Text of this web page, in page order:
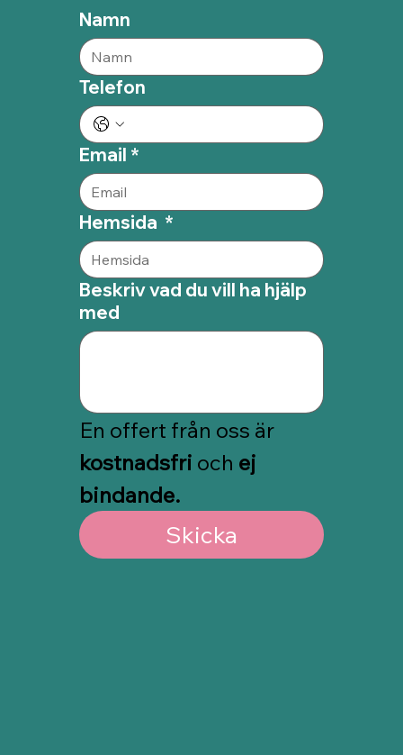
Namn
Telefon
Email *
Hemsida *
Beskriv vad du vill ha hjälp
med
kostnadsfri och ej
bindande.
Skicka